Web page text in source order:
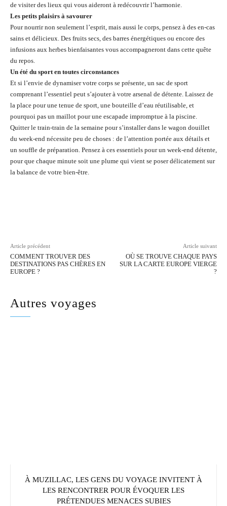
de visiter des lieux qui vous aideront à redécouvrir l’harmonie.
Les petits plaisirs à savourer
Pour nourrir non seulement l’esprit, mais aussi le corps, pensez à des en-cas
sains et délicieux. Des fruits secs, des barres énergétiques ou encore des
infusions aux herbes bienfaisantes vous accompagneront dans cette quête
du repos.
Un été du sport en toutes circonstances
Et si l’envie de dynamiser votre corps se présente, un sac de sport
comprenant l’essentiel peut s’ajouter à votre arsenal de détente. Laissez de
la place pour une tenue de sport, une bouteille d’eau réutilisable, et
pourquoi pas un maillot pour une escapade impromptue à la piscine.
Quitter le train-train de la semaine pour s’installer dans le wagon douillet
du week-end nécessite peu de choses : de l’attention portée aux détails et
un souffle de préparation. Pensez à ces essentiels pour un week-end détente,
pour que chaque minute soit une plume qui vient se poser délicatement sur
la balance de votre bien-être.
Article précédent
COMMENT TROUVER DES
DESTINATIONS PAS CHÈRES EN
EUROPE ?
Article suivant
OÙ SE TROUVE CHAQUE PAYS
SUR LA CARTE EUROPE VIERGE
?
Autres voyages
À MUZILLAC, LES GENS DU VOYAGE INVITENT À
LES RENCONTRER POUR ÉVOQUER LES
PRÉTENDUES MENACES SUBIES